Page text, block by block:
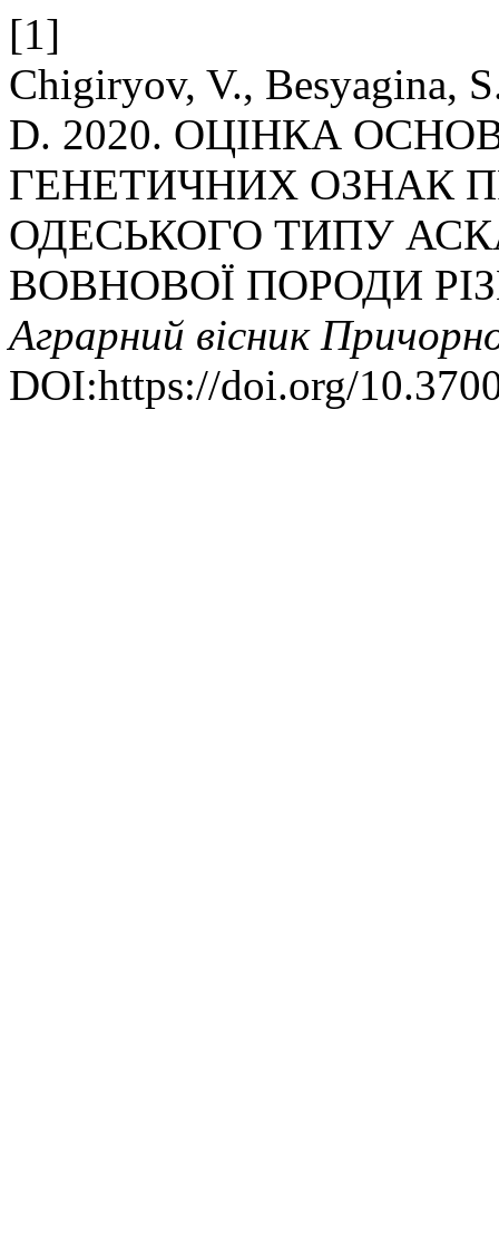
[1]
Chigiryov, V., Besyagina,
D. 2020. ОЦІНКА
ГЕНЕТИЧНИХ ОЗНАК
ОДЕСЬКОГО ТИПУ
ВОВНОВОЇ ПОРОДИ
Аграрний вісник
DOI:https://doi.org/